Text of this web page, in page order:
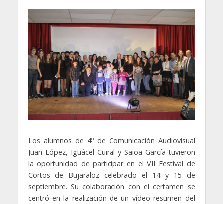
Los alumnos de 4º de Comunicación Audiovisual
Juan López, Iguácel Cuiral y Saioa García tuvieron
la oportunidad de participar en el VII Festival de
Cortos de Bujaraloz celebrado el 14 y 15 de
septiembre. Su colaboración con el certamen se
centró en la realización de un vídeo resumen del